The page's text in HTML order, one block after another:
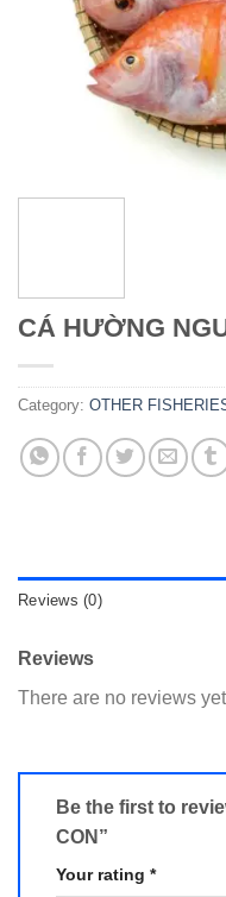
CÁ HƯỜNG
Category: OTHER
Reviews (0)
Reviews
There are no reviews
Be the first to
CON”
Your rating *